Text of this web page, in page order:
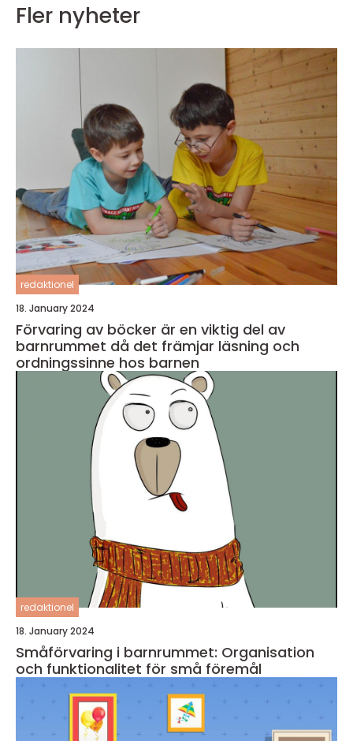
Fler nyheter
redaktionel
18. January 2024
Förvaring av böcker är en viktig del av
barnrummet då det främjar läsning och
ordningssinne hos barnen
redaktionel
18. January 2024
Småförvaring i barnrummet: Organisation
och funktionalitet för små föremål